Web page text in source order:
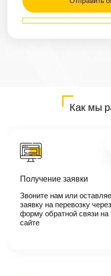
Другое
Маршрут
Артем —
менеджер-
свяжется с
вами,
согласует
детали
автоперевозки,
Как мы
Получение заявки
Звоните нам или
заявку на перевозку через
форму обратной связи на
сайте